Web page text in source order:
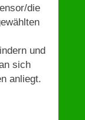
die
und
sich
anliegt.